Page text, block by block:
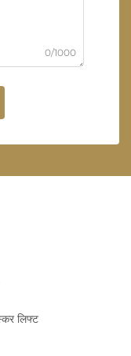
0/1000
लिफ्ट